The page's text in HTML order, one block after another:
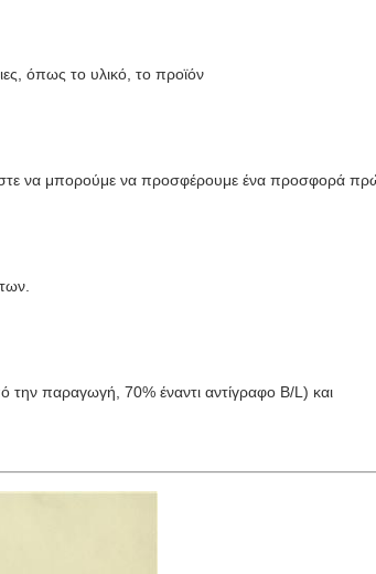
όπως το υλικό, το προϊόν
να μπορούμε να προσφέρουμε ένα προσφορά
παραγωγή, 70% έναντι αντίγραφο B/L) και